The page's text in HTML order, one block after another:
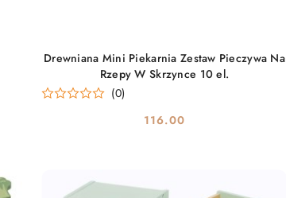
Drewniana Mini Piekarnia Zestaw Pieczywa Na
Rzepy W Skrzynce 10 el.
(0)
Cena:
116.00
DO KOSZYKA